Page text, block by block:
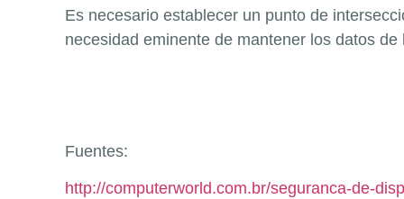
Es necesario establecer un punto de
necesidad eminente de mantener los datos
Fuentes:
http://computerworld.com.br/seguranca-de-